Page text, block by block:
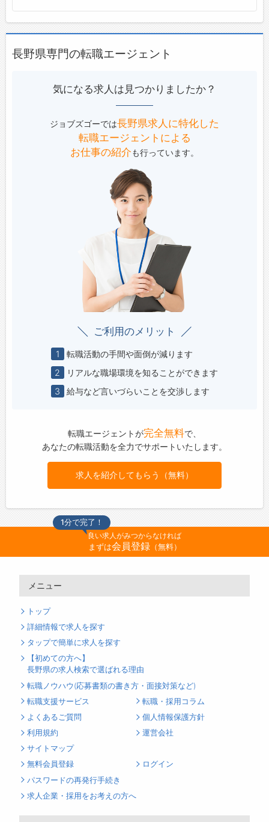
長野県専門の転職エージェント
気になる求人は見つかりましたか？
ジョブズゴーでは長野県求人に特化した
転職エージェントによる
お仕事の紹介も行っています。
ご利用のメリット
1
転職活動の手間や面倒が減ります
2
リアルな職場環境を知ることができます
3
給与など言いづらいことを交渉します
転職エージェントが完全無料で、
あなたの転職活動を全力でサポートいたします。
求人を紹介してもらう（無料）
1分で完了！
良い求人がみつからなければ
まずは会員登録（無料）
メニュー
トップ
詳細情報で求人を探す
タップで簡単に求人を探す
【初めての方へ】
長野県の求人検索で選ばれる理由
転職ノウハウ(応募書類の書き方・面接対策など)
転職支援サービス
転職・採用コラム
よくあるご質問
個人情報保護方針
利用規約
運営会社
サイトマップ
無料会員登録
ログイン
パスワードの再発行手続き
求人企業・採用をお考えの方へ